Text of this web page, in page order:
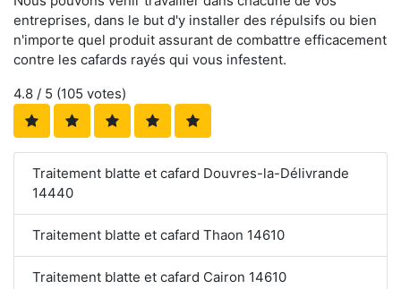
entreprises, dans le but d'y installer des répulsifs ou bien
n'importe quel produit assurant de combattre efficacement
contre les cafards rayés qui vous infestent.
4.8 / 5 (105 votes)
Traitement blatte et cafard Douvres-la-Délivrande
14440
Traitement blatte et cafard Thaon 14610
Traitement blatte et cafard Cairon 14610